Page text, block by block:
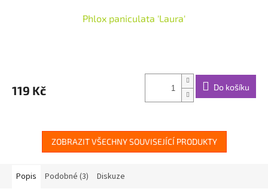
Phlox paniculata 'Laura'
119 Kč Do košíku
ZOBRAZIT VŠECHNY SOUVISEJÍCÍ PRODUKTY
Popis Podobné (3) Diskuze